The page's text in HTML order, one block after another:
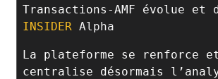
Transactions-AMF évolue et
INSIDER Alpha
La plateforme se renforce et
centralise désormais